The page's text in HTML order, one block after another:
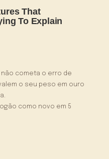
cometa o erro de
o seu peso em ouro
como novo em 5